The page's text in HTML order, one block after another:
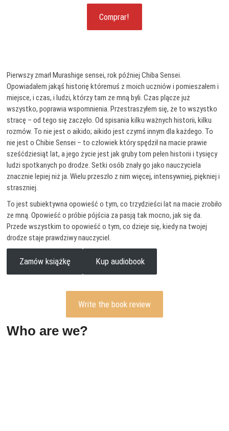
Comprar!
Pierwszy zmarł Murashige sensei, rok później Chiba Sensei.
Opowiadałem jakąś historię któremuś z moich uczniów i pomieszałem i
miejsce, i czas, i ludzi, którzy tam ze mną byli. Czas plącze już
wszystko, poprawia wspomnienia. Przestraszyłem się, że to wszystko
stracę – od tego się zaczęło. Od spisania kilku ważnych historii, kilku
rozmów. To nie jest o aikido; aikido jest czymś innym dla każdego. To
nie jest o Chibie Sensei – to człowiek który spędził na macie prawie
sześćdziesiąt lat, a jego życie jest jak gruby tom pełen historii i tysięcy
ludzi spotkanych po drodze. Setki osób znały go jako nauczyciela
znacznie lepiej niż ja. Wielu przeszło z nim więcej, intensywniej, piękniej i
straszniej.
To jest subiektywna opowieść o tym, co trzydzieści lat na macie zrobiło
ze mną. Opowieść o próbie pójścia za pasją tak mocno, jak się da.
Przede wszystkim to opowieść o tym, co dzieje się, kiedy na twojej
drodze staje prawdziwy nauczyciel.
Zamów książkę Kup audiobook
Write the book review
Who are we?